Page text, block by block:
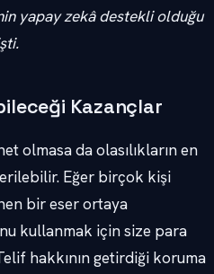
yapay zekâ destekli olduğu
Kazançlar
olmasa da olasılıkların en
Eğer birçok kişi
bir eser ortaya
kullanmak için size para
hakkının getirdiği koruma